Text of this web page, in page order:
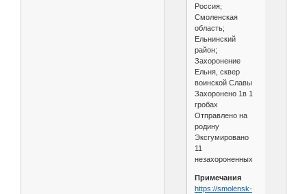
Россия;
Смоленская
область;
Ельнинский
район;
Захоронение
Ельня, сквер
воинской Славы
Захоронено 1в 1
гробах
Отправлено на
родину
Эксгумировано
11
незахороненных
Примечания
https://smolensk-